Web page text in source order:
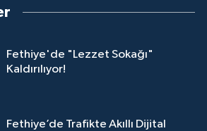
Fethiye'de "Lezzet Sokağı"
Kaldırılıyor!
Fethiye’de Trafikte Akıllı Dijital